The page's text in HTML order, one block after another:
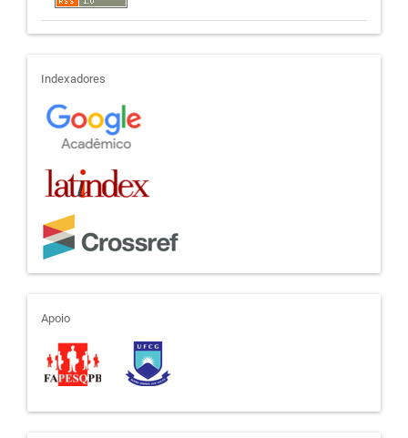
indexadores
Indexadores
apoio
Apoio